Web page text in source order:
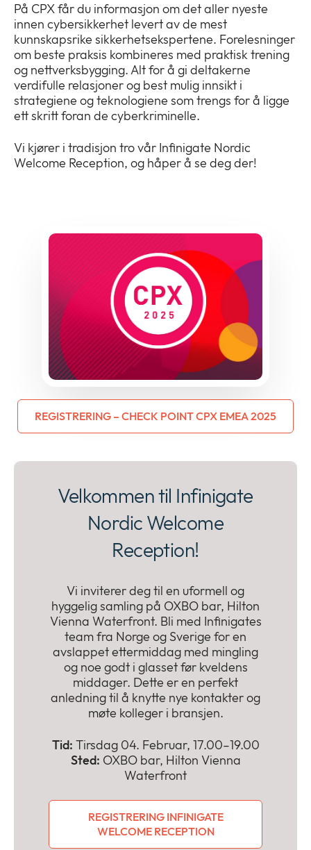
På CPX får du informasjon om det aller nyeste
innen cybersikkerhet levert av de mest
kunnskapsrike sikkerhetsekspertene. Forelesninger
om beste praksis kombineres med praktisk trening
og nettverksbygging. Alt for å gi deltakerne
verdifulle relasjoner og best mulig innsikt i
strategiene og teknologiene som trengs for å ligge
ett skritt foran de cyberkriminelle.
Vi kjører i tradisjon tro vår Infinigate Nordic
Welcome Reception, og håper å se deg der!
REGISTRERING – CHECK POINT CPX EMEA 2025
Velkommen til Infinigate
Nordic Welcome
Reception!
Vi inviterer deg til en uformell og
hyggelig samling på OXBO bar, Hilton
Vienna Waterfront. Bli med Infinigates
team fra Norge og Sverige for en
avslappet ettermiddag med mingling
og noe godt i glasset før kveldens
middager. Dette er en perfekt
anledning til å knytte nye kontakter og
møte kolleger i bransjen.
Tid: Tirsdag 04. Februar, 17.00–19.00
Sted: OXBO bar, Hilton Vienna
Waterfront
REGISTRERING INFINIGATE
WELCOME RECEPTION